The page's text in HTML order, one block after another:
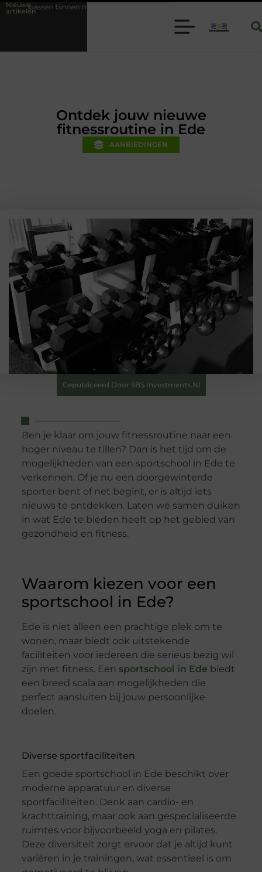
Nieuwe
artikelenfolie techniek
Ontdek jouw nieuwe
fitnessroutine in Ede
AANBIEDINGEN
Gepubliceerd Door SBS Investments.nl
Ben je klaar om jouw fitnessroutine naar een
hoger niveau te tillen? Dan is het tijd om de
mogelijkheden van een sportschool in Ede te
verkennen. Of je nu een doorgewinterde
sporter bent of net begint, er is altijd iets
nieuws te ontdekken. Laten we samen duiken
in wat Ede te bieden heeft op het gebied van
gezondheid en fitness.
Waarom kiezen voor een
sportschool in Ede?
Ede is niet alleen een prachtige plek om te
wonen, maar biedt ook uitstekende
faciliteiten voor iedereen die serieus bezig wil
zijn met fitness. Een sportschool in Ede biedt
een breed scala aan mogelijkheden die
perfect aansluiten bij jouw persoonlijke
doelen.
Diverse sportfaciliteiten
Een goede sportschool in Ede beschikt over
moderne apparatuur en diverse
sportfaciliteiten. Denk aan cardio- en
krachttraining, maar ook aan gespecialiseerde
ruimtes voor bijvoorbeeld yoga en pilates.
Deze diversiteit zorgt ervoor dat je altijd kunt
variëren in je trainingen, wat essentieel is om